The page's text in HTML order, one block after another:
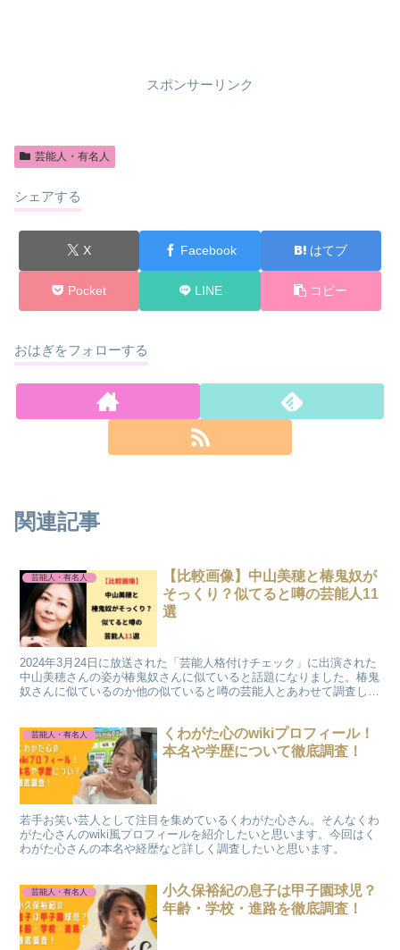
スポンサーリンク
芸能人・有名人
シェアする
X Facebook はてブ
Pocket LINE コピー
おはぎをフォローする
関連記事
芸能人・有名人
【比較画像】中山美穂と椿鬼奴が
そっくり？似てると噂の芸能人11
選
2024年3月24日に放送された「芸能人格付けチェック」に出演された
中山美穂さんの姿が椿鬼奴さんに似ていると話題になりました。椿鬼
奴さんに似ているのか他の似ていると噂の芸能人とあわせて調査して
芸能人・有名人
くわがた心のwikiプロフィール！
本名や学歴について徹底調査！
若手お笑い芸人として注目を集めているくわがた心さん。そんなくわ
がた心さんのwiki風プロフィールを紹介したいと思います。今回はく
わがた心さんの本名や経歴など詳しく調査したいと思います。
芸能人・有名人
小久保裕紀の息子は甲子園球児？
年齢・学校・進路を徹底調査！